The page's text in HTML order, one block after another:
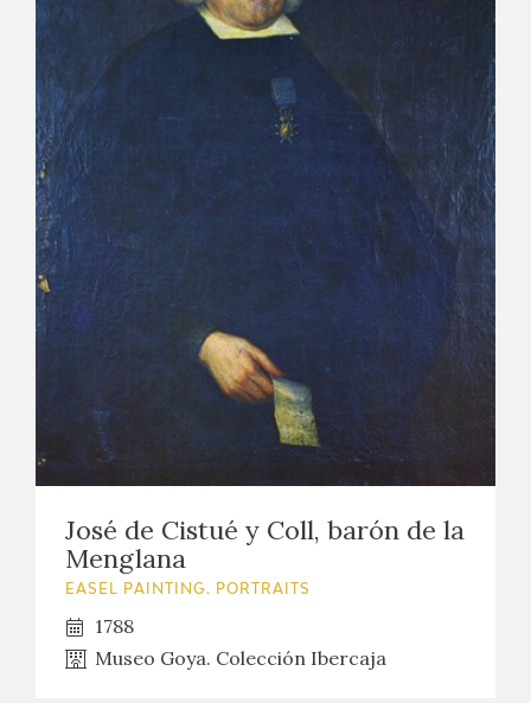
José de Cistué y Coll, barón de la
Menglana
EASEL PAINTING. PORTRAITS
1788
Museo Goya. Colección Ibercaja